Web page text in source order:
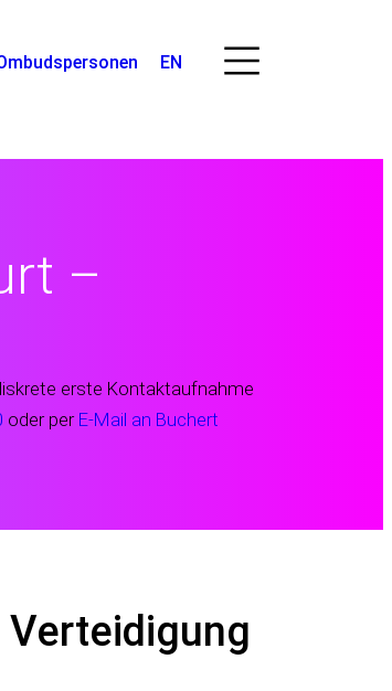
EN
–
erste Kontaktaufnahme
oder per E-Mail an Buchert